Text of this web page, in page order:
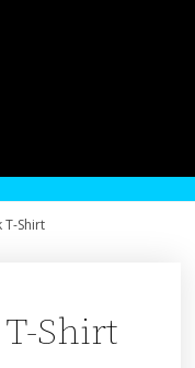
T-Shirt
Shirt